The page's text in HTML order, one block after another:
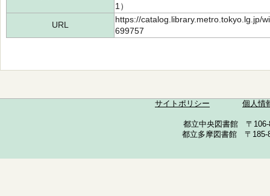
1）
URL
https://catalog.library.metro.tokyo.lg.jp/
699757
サイトポリシー 個人情
都立中央図書館 〒
都立多摩図書館 〒185-